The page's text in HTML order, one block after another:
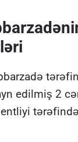
edilmiş 2